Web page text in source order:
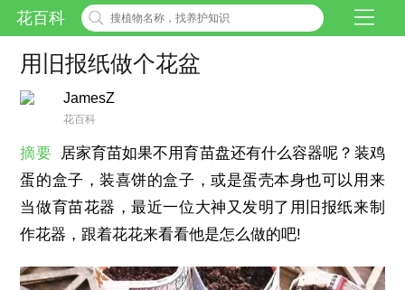
花百科
用旧报纸做个花盆
JamesZ
花百科
摘要
居家育苗如果不用育苗盘还有什么容器呢？装鸡
蛋的盒子，装喜饼的盒子，或是蛋壳本身也可以用来
当做育苗花器，最近一位大神又发明了用旧报纸来制
作花器，跟着花花来看看他是怎么做的吧!